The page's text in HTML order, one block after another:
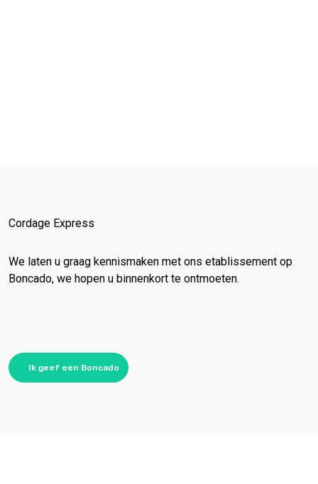
Cordage Express
We laten u graag kennismaken met ons etablissement op
Boncado, we hopen u binnenkort te ontmoeten.
Ik geef een Boncado